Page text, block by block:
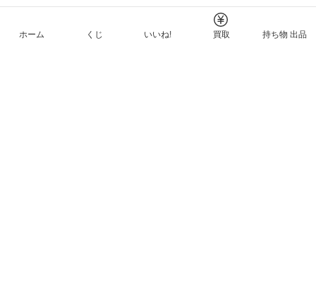
ホーム くじ いいね! 買取 持ち物 出品